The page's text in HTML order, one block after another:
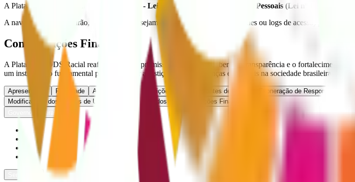
A Plataforma ODS Racial observa a LGPD - Lei Geral de Proteção de Dados Pessoais (Lei nº 13.709/2018)
A navegação é, por padrão, anônima. Caso sejam coletados dados (como cookies ou logs de acesso) para fins
Considerações Finais
A Plataforma ODS Racial reafirma seu compromisso com a ciência aberta, a transparência e o fortalecimento
um instrumento fundamental para promover a justiça racial e mudanças estruturais na sociedade brasileira.
Apresentação Finalidade Acesso e Uso Restrições de Uso Fontes de Dados e Exoneração de Responsabilidade
Modificações dos Termos de Uso
Proteção de Dados
Considerações Finais
Governo Federal
Órgãos do Governo
Acesso à Informação
Legislação
Acessibilidade